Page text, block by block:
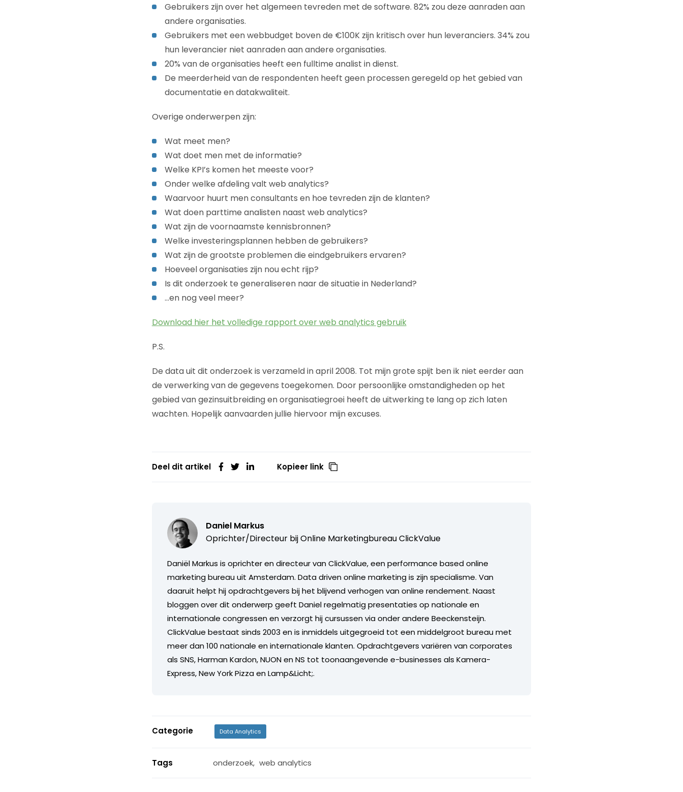
Gebruikers zijn over het algemeen tevreden met de software. 82% zou deze aanraden aan
andere organisaties.
Gebruikers met een webbudget boven de €100K zijn kritisch over hun leveranciers. 34% zou
hun leverancier niet aanraden aan andere organisaties.
20% van de organisaties heeft een fulltime analist in dienst.
De meerderheid van de respondenten heeft geen processen geregeld op het gebied van
documentatie en datakwaliteit.
Overige onderwerpen zijn:
Wat meet men?
Wat doet men met de informatie?
Welke KPI’s komen het meeste voor?
Onder welke afdeling valt web analytics?
Waarvoor huurt men consultants en hoe tevreden zijn de klanten?
Wat doen parttime analisten naast web analytics?
Wat zijn de voornaamste kennisbronnen?
Welke investeringsplannen hebben de gebruikers?
Wat zijn de grootste problemen die eindgebruikers ervaren?
Hoeveel organisaties zijn nou echt rijp?
Is dit onderzoek te generaliseren naar de situatie in Nederland?
…en nog veel meer?
Download hier het volledige rapport over web analytics gebruik
P.S.
De data uit dit onderzoek is verzameld in april 2008. Tot mijn grote spijt ben ik niet eerder aan
de verwerking van de gegevens toegekomen. Door persoonlijke omstandigheden op het
gebied van gezinsuitbreiding en organisatiegroei heeft de uitwerking te lang op zich laten
wachten. Hopelijk aanvaarden jullie hiervoor mijn excuses.
Deel dit artikel Kopieer link
Daniel Markus
Oprichter/Directeur bijOnline Marketingbureau ClickValue
Daniël Markus is oprichter en directeur van ClickValue, een performance based online
marketing bureau uit Amsterdam. Data driven online marketing is zijn specialisme. Van
daaruit helpt hij opdrachtgevers bij het blijvend verhogen van online rendement. Naast
bloggen over dit onderwerp geeft Daniel regelmatig presentaties op nationale en
internationale congressen en verzorgt hij cursussen via onder andere Beeckensteijn.
ClickValue bestaat sinds 2003 en is inmiddels uitgegroeid tot een middelgroot bureau met
meer dan 100 nationale en internationale klanten. Opdrachtgevers variëren van corporates
als SNS, Harman Kardon, NUON en NS tot toonaangevende e-businesses als Kamera-
Express, New York Pizza en Lamp&Licht;.
Categorie Data Analytics
Tags onderzoek, web analytics